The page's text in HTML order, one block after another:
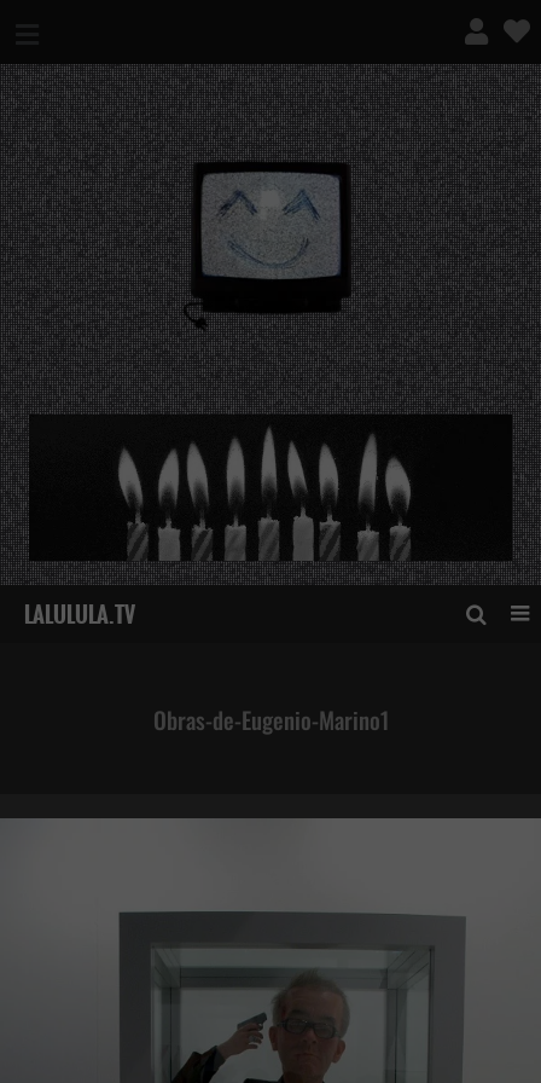
¿QUÉ ES ESTO?
Obras-de-Eugenio-Marino1